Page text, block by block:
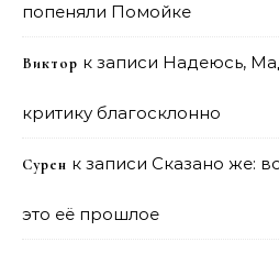
попеняли Помойке
Виктор к записи Надеюсь,
критику благосклонно
Сурен к записи Сказано же:
это её прошлое